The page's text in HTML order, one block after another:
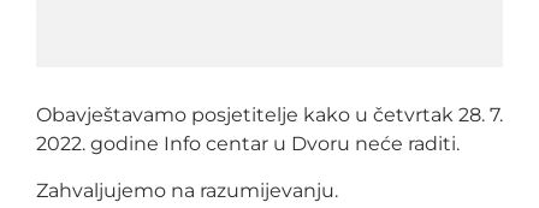
Obavještavamo posjetitelje kako u četvrtak 28. 7.
2022. godine Info centar u Dvoru neće raditi.
Zahvaljujemo na razumijevanju.